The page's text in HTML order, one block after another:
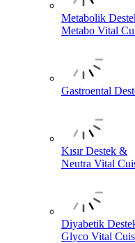
Metabolik
Metabo Vital
Gastroental
Kısır Destek &
Neutra Vital
Diyabetik
Glyco Vital